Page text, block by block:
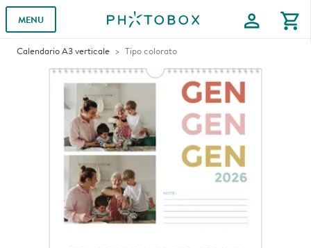
MENU profile shopping_cart
Calendario A3 verticale Tipo colorato